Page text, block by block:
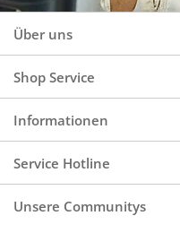
Über uns
Shop Service
Informationen
Service Hotline
Unsere Communitys